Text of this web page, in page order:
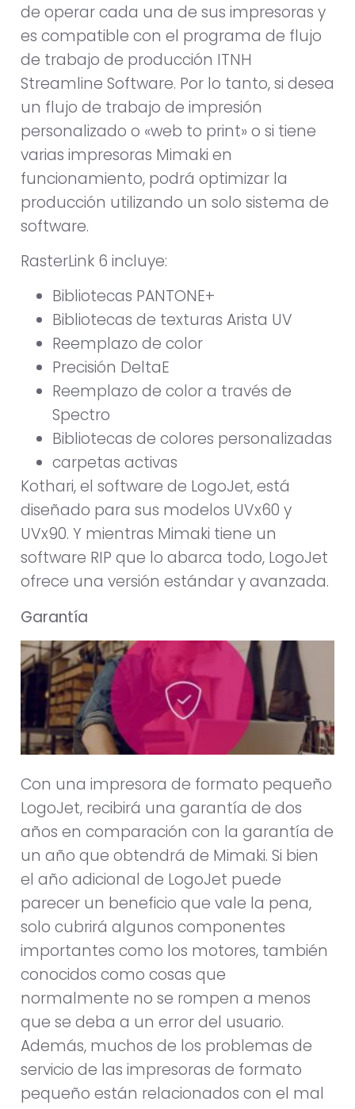
de operar cada una de sus impresoras y
es compatible con el programa de flujo
de trabajo de producción ITNH
Streamline Software. Por lo tanto, si desea
un flujo de trabajo de impresión
personalizado o «web to print» o si tiene
varias impresoras Mimaki en
funcionamiento, podrá optimizar la
producción utilizando un solo sistema de
software.
RasterLink 6 incluye:
Bibliotecas PANTONE+
Bibliotecas de texturas Arista UV
Reemplazo de color
Precisión DeltaE
Reemplazo de color a través de
Spectro
Bibliotecas de colores personalizadas
carpetas activas
Kothari, el software de LogoJet, está
diseñado para sus modelos UVx60 y
UVx90. Y mientras Mimaki tiene un
software RIP que lo abarca todo, LogoJet
ofrece una versión estándar y avanzada.
Garantía
Con una impresora de formato pequeño
LogoJet, recibirá una garantía de dos
años en comparación con la garantía de
un año que obtendrá de Mimaki. Si bien
el año adicional de LogoJet puede
parecer un beneficio que vale la pena,
solo cubrirá algunos componentes
importantes como los motores, también
conocidos como cosas que
normalmente no se rompen a menos
que se deba a un error del usuario.
Además, muchos de los problemas de
servicio de las impresoras de formato
pequeño están relacionados con el mal